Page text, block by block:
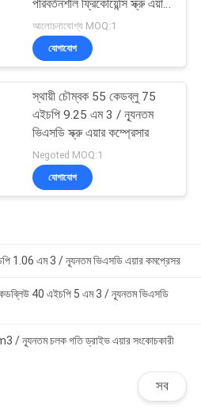
পরিবর্তনশীল ফ্রিকোয়েন্সি স্ক্রু এয়ার
কমপ্রেসর
আলোচনাযোগ্য MOQ:1
যোগাযোগ
স্থায়ী চৌম্বক 55 কেডব্লু 75
এইচপি 9.25 এম 3 / ন্যূনতম
ভিএসডি স্ক্রু এয়ার কম্প্রেসার
Negoted MOQ:1
যোগাযোগ
1.06 এম 3 / ন্যূনতম ভিএসডি এয়ার কমপ্রেসর
কেডব্লিউ 40 এইচপি 5 এম 3 / ন্যূনতম ভিএসডি
/ ন্যূনতম চলক গতি ড্রাইভ এয়ার সংকোচকারী
সব